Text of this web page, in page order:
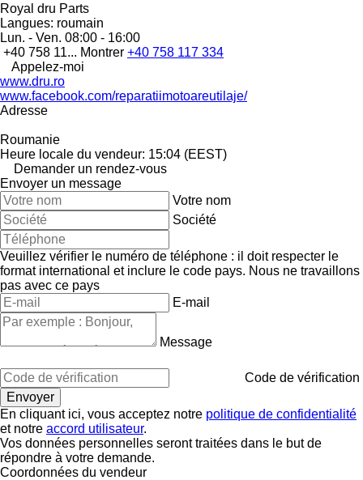
Royal dru Parts
Langues: roumain
Lun. - Ven. 08:00 - 16:00
+40 758 11... Montrer +40 758 117 334
Appelez-moi
www.dru.ro
www.facebook.com/reparatiimotoareutilaje/
Adresse
Roumanie
Heure locale du vendeur: 15:04 (EEST)
Demander un rendez-vous
Envoyer un message
Votre nom
Société
Veuillez vérifier le numéro de téléphone : il doit respecter le
format international et inclure le code pays. Nous ne travaillons
pas avec ce pays
E-mail
Message
Code de vérification
En cliquant ici, vous acceptez notre politique de confidentialité
et notre accord utilisateur.
Vos données personnelles seront traitées dans le but de
répondre à votre demande.
Coordonnées du vendeur